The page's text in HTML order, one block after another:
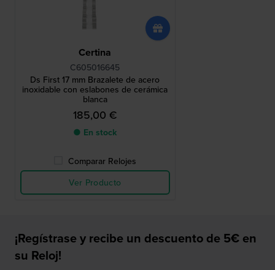
Certina
C605016645
Ds First 17 mm Brazalete de acero
inoxidable con eslabones de cerámica
blanca
185,00 €
● En stock
Comparar Relojes
Ver Producto
¡Regístrase y recibe un descuento de 5€ en
su Reloj!